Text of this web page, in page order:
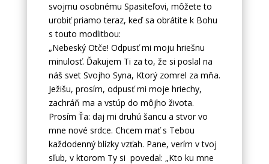
svojmu osobnému Spasiteľovi, môžete to
urobiť priamo teraz, keď sa obrátite k Bohu
s touto modlitbou:
„Nebeský Otče! Odpusť mi moju hriešnu
minulosť. Ďakujem Ti za to, že si poslal na
náš svet Svojho Syna, Ktorý zomrel za mňa.
Ježišu, prosím, odpusť mi moje hriechy,
zachráň ma a vstúp do môjho života.
Prosím Ťa: daj mi druhú šancu a stvor vo
mne nové srdce. Chcem mať s Tebou
každodenný blízky vzťah. Pane, verím v tvoj
sľub, v ktorom Ty si povedal: „Kto ku mne